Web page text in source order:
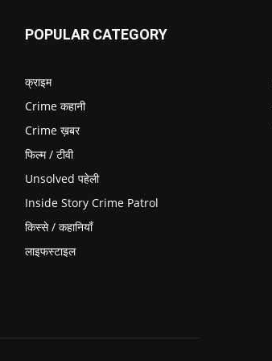
POPULAR CATEGORY
क्राइम
Crime कहानी
Crime ख़बर
फिल्म / टीवी
Unsolved पहेली
Inside Story Crime Patrol
किस्से / कहानियाँ
लाइफस्टाइल